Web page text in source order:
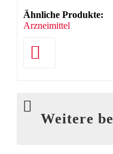
Ähnliche Produkte:
Arzneimittel
Weitere